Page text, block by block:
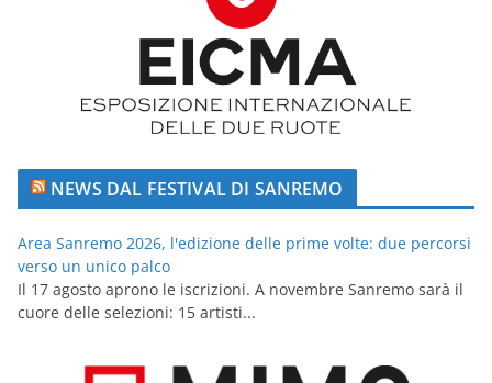
NEWS DAL FESTIVAL DI SANREMO
Area Sanremo 2026, l'edizione delle prime volte: due percorsi
verso un unico palco
Il 17 agosto aprono le iscrizioni. A novembre Sanremo sarà il
cuore delle selezioni: 15 artisti...